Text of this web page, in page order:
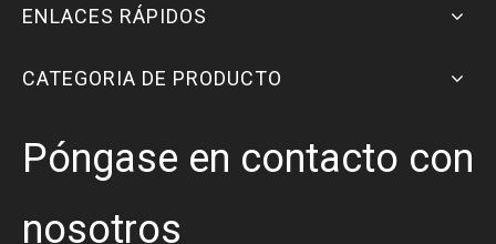
ENLACES RÁPIDOS
CATEGORIA DE PRODUCTO
Póngase en contacto con
nosotros